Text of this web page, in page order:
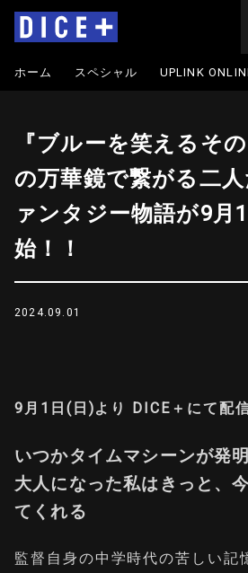
ホーム スペシャル UPLINK
『ブルーを笑えるそ
の万華鏡で繋がる二
ァンタジー物語が9月
始！！
2024.09.01
9 月1日(日)より DICE＋にて配
いつかタイムマシーンが発
大人になった私はきっと、
てくれる
監督自身の中学時代の苦しい記